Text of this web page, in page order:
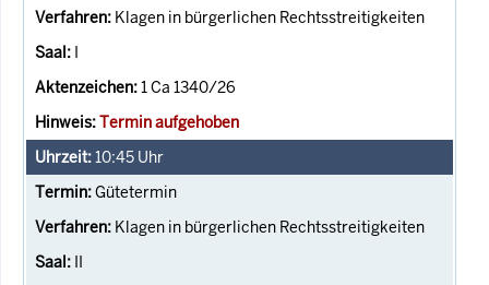
Klagen in bürgerlichen Rechtsstreitigkeiten
I
1 Ca 1340/26
Termin aufgehoben
10:45 Uhr
Gütetermin
Klagen in bürgerlichen Rechtsstreitigkeiten
II